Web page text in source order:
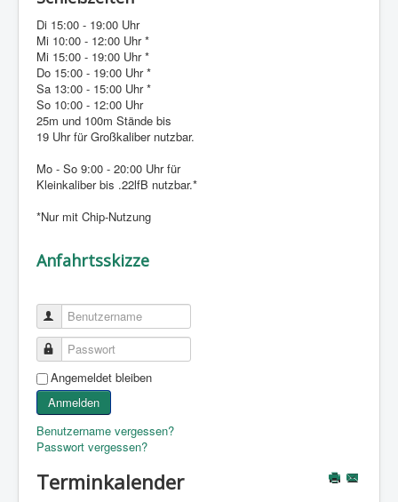
Di 15:00 - 19:00 Uhr
Mi 10:00 - 12:00 Uhr *
Mi 15:00 - 19:00 Uhr *
Do 15:00 - 19:00 Uhr *
Sa 13:00 - 15:00 Uhr *
So 10:00 - 12:00 Uhr
25m und 100m Stände bis
19 Uhr für Großkaliber nutzbar.
Mo - So 9:00 - 20:00 Uhr für
Kleinkaliber bis .22lfB nutzbar.*
*Nur mit Chip-Nutzung
Anfahrtsskizze
Benutzername
Passwort
Angemeldet bleiben
Anmelden
Benutzername vergessen?
Passwort vergessen?
Terminkalender